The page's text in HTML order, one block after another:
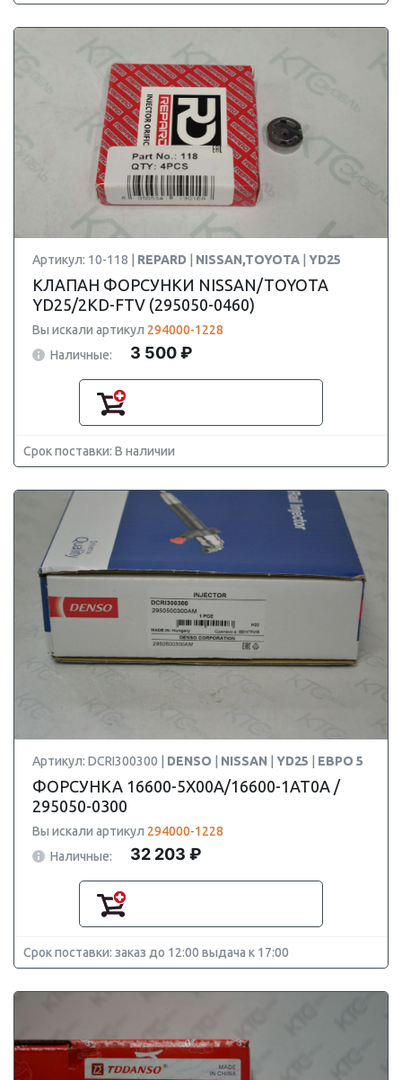
Артикул: 10-118 | REPARD NISSAN,TOYOTA YD25
КЛАПАН ФОРСУНКИ NISSAN/TOYOTA
YD25/2KD-FTV (295050-0460)
Вы искали артикул 294000-1228
Наличные:
3 500 ₽
Срок поставки: В наличии
Артикул: DCRI300300 | DENSO NISSAN YD25 ЕВРО 5
ФОРСУНКА 16600-5X00A/16600-1AT0A /
295050-0300
Вы искали артикул 294000-1228
Наличные:
32 203 ₽
Срок поставки: заказ до 12:00 выдача к 17:00